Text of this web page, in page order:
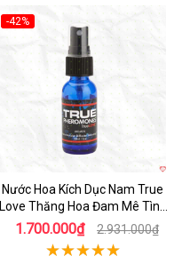
-42%
Nước Hoa Kích Dục Nam True
Love Thăng Hoa Đam Mê Tình
Yêu
1.700.000₫ 2.931.000₫